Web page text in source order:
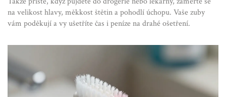
na velikost hlavy, měkkost štětin a pohodlí úchopu. Vaše zuby
vám poděkují a vy ušetříte čas i peníze na drahé ošetření.